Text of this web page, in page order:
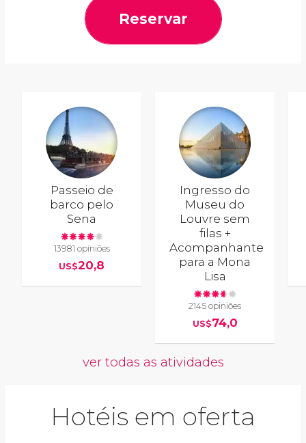
Reservar
Passeio de
barco pelo
Sena
13981 opiniões
US$20,8
Ingresso do
Museu do
Louvre sem
filas +
Acompanhante
para a Mona
Lisa
2145 opiniões
US$74,0
ver todas as atividades
Hotéis em oferta